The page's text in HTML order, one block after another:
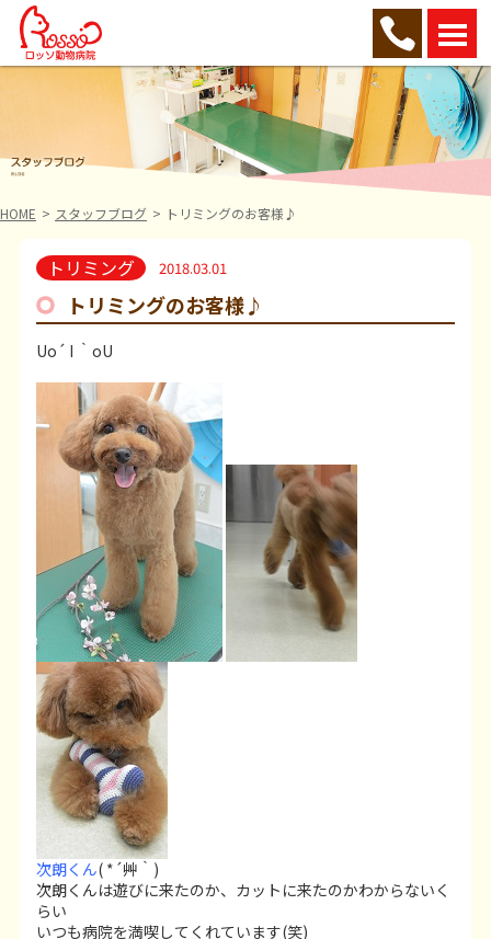
HOME スタッフブログ トリミングのお客様♪
トリミング 2018.03.01
トリミングのお客様♪
Uo´ I ｀oU
次朗くん( *´艸｀)
次朗くんは遊びに来たのか、カットに来たのかわからないく
らい
いつも病院を満喫してくれています(笑)